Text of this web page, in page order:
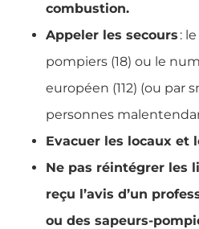
combustion.
Appeler les secours :
pompiers (18) ou le
européen (112) (ou par
personnes
Evacuer les locaux et
Ne pas réintégrer les
reçu l’avis d’un
ou des sapeurs-